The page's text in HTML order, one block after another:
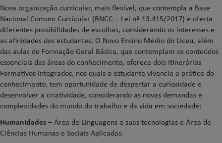
Nova organização curricular, mais flexível, que contempla a Base
Nacional Comum Curricular (BNCC – Lei nº 13.415/2017) e oferta
diferentes possibilidades de escolhas, considerando os interesses e
as afinidades dos estudantes. O Novo Ensino Médio do Liceu, além
das aulas de Formação Geral Básica, que contemplam os conteúdos
essenciais das áreas do conhecimento, oferece dois Itinerários
Formativos Integrados, nos quais o estudante vivencia a prática do
conhecimento, tem oportunidade de despertar a curiosidade e
desenvolver a criatividade, considerando as novas demandas e
complexidades do mundo do trabalho e da vida em sociedade:
Humanidades– Área de Linguagens e suas tecnologias e Área de
Ciências Humanas e Sociais Aplicadas.